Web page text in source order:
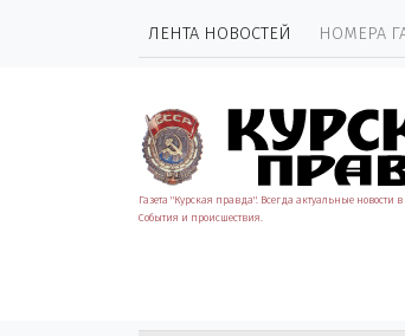
ЛЕНТА НОВОСТЕЙ НОМЕРА
Газета "Курская правда". Всегда актуальные новости
События и происшествия.